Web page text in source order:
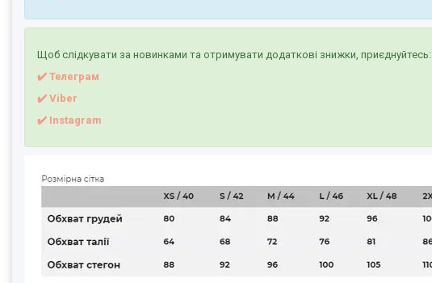
Щоб слідкувати за новинками та отримувати додаткові знижки, приєднуйтесь:
✔️ Телеграм
✔️ Viber
✔️ Instagram